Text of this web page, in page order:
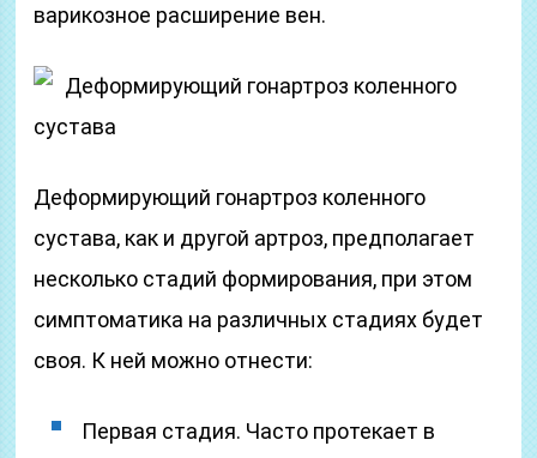
варикозное расширение вен.
Деформирующий гонартроз коленного
сустава
Деформирующий гонартроз коленного
сустава, как и другой артроз, предполагает
несколько стадий формирования, при этом
симптоматика на различных стадиях будет
своя. К ней можно отнести:
Первая стадия. Часто протекает в